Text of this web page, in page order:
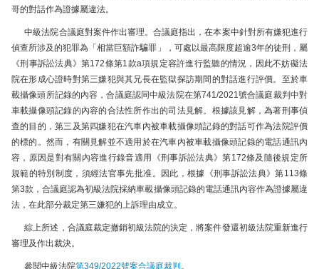
哥的對話作為證據屬違法。
中級法院合議庭對案件作出審理。合議庭指出，在本案中針對所有嫌犯進行
偵查所涉及的犯罪為「相當巨額詐騙罪」，可處以最高限度超逾3年的徒刑，屬
《刑事訴訟法典》第172條第1款a項規定容許進行監聽的情況，因此不妨礙法
院在形成心證時對第三嫌犯與其兄長在監獄探訪期間的對話進行評價。至於車
載攝像頭所記錄的內容，合議庭認同中級法院在第741/2021號合議庭裁判中對
車載攝像頭記錄的內容的合法性所作出的司法見解。根據該見解，為著刑事偵
查的目的，第三及第四嫌犯在汽車內被車載攝像頭記錄的對話可作為法院評價
的標的。然而，有關見解並不適用於在汽車內被車載攝像頭記錄的電話通訊內
容，原因是對有關內容進行錄音適用《刑事訴訟法典》第172條及隨後規定所
規範的特別制度，須經法官事先批准。因此，根據《刑事訴訟法典》第113條
第3款，合議庭認為初級法院採納車載攝像頭記錄的電話通訊內容作為證據屬違
法，在此部分裁定第三嫌犯的上訴理由成立。
綜上所述，合議庭裁定撤銷初級法院的決定，將案件發還初級法院重新進行
審理及作出裁決。
參閱中級法院第349/2022號案合議庭裁判 。